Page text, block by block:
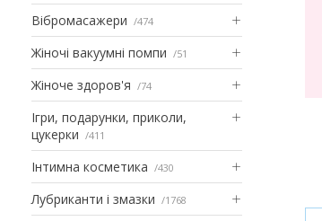
Вібромасажери 474
Жіночі вакуумні помпи 51
Жіноче здоров'я 74
Ігри, подарунки, приколи,
цукерки
411
Інтимна косметика 430
Лубриканти і змазки 1768